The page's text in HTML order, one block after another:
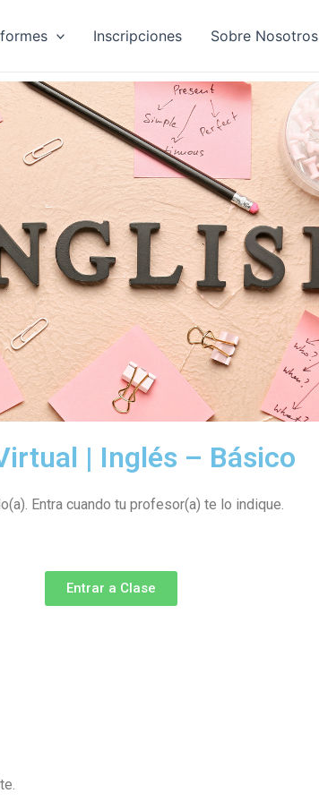
Inscripciones Sobre Nosotros
| Inglés – Básico
Entra cuando tu profesor(a) te lo indique.
Entrar a Clase